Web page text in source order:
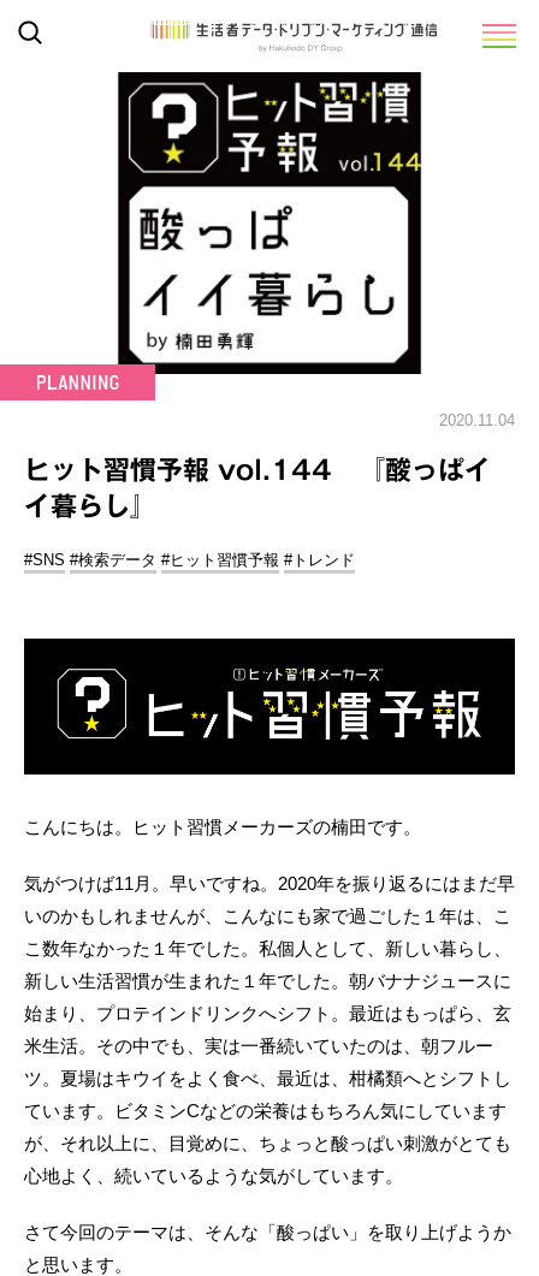
2020.11.04
ヒット習慣予報 vol.144 『酸っぱイ
イ暮らし』
#SNS #検索データ #ヒット習慣予報 #トレンド
こんにちは。ヒット習慣メーカーズの楠田です。
気がつけば11月。早いですね。2020年を振り返るにはまだ早
いのかもしれませんが、こんなにも家で過ごした１年は、こ
こ数年なかった１年でした。私個人として、新しい暮らし、
新しい生活習慣が生まれた１年でした。朝バナナジュースに
始まり、プロテインドリンクへシフト。最近はもっぱら、玄
米生活。その中でも、実は一番続いていたのは、朝フルー
ツ。夏場はキウイをよく食べ、最近は、柑橘類へとシフトし
ています。ビタミンCなどの栄養はもちろん気にしています
が、それ以上に、目覚めに、ちょっと酸っぱい刺激がとても
心地よく、続いているような気がしています。
さて今回のテーマは、そんな「酸っぱい」を取り上げようか
と思います。